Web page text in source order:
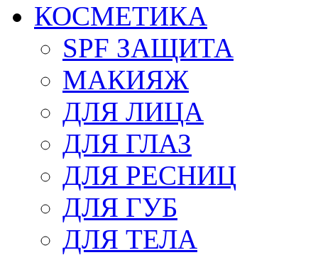
КОСМЕТИКА
SPF ЗАЩИТА
МАКИЯЖ
ДЛЯ ЛИЦА
ДЛЯ ГЛАЗ
ДЛЯ РЕСНИЦ
ДЛЯ ГУБ
ДЛЯ ТЕЛА